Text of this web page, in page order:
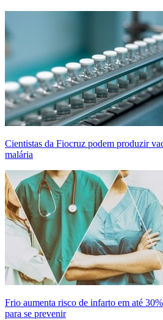
Cientistas da Fiocruz podem produzir
malária
Frio aumenta risco de infarto em até
para se prevenir